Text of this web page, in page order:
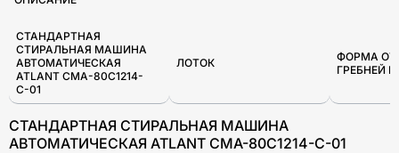
СТАНДАРТНАЯ
СТИРАЛЬНАЯ МАШИНА
АВТОМАТИЧЕСКАЯ
ATLANT CMA-80С1214-
С-01
ЛОТОК
ФОРМА
ГРЕБНЕЙ
СТАНДАРТНАЯ СТИРАЛЬНАЯ МАШИНА
АВТОМАТИЧЕСКАЯ ATLANT CMA-80С1214-С-01